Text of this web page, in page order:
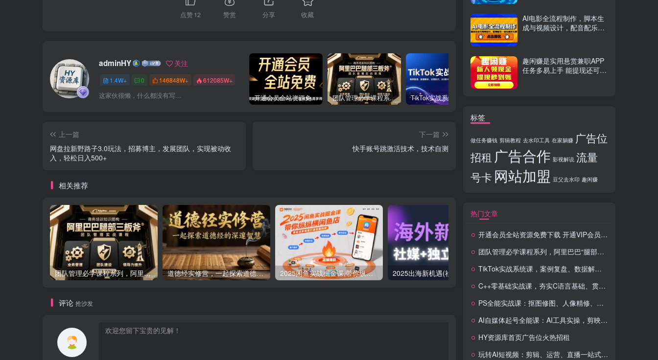
点赞12 赞赏 分享 收藏
adminHY 关注
1.4W+ 0 146848W+ 612085W+
这家伙很懒，什么都没有写... 开通会员全站资源免费下载 开通VIP会员 HY资源库 团队管理必学课程系列，阿里巴巴“腿部三板斧”
上一篇
网盘拉新野路子3.0玩法，招募博主，发展团队，实现被动收
入，轻松日入500+
下一篇
快手账号跳激活技术，技术自测
相关推荐
团队管理必学课程系列，阿里巴巴“腿部三板斧” 道德经实修营，一起探索道德经的深邃智慧 2025闲鱼实战掘金课,带你纵横闲鱼店,零起点多维度打造全能玩家 2025出海新机遇(社媒+独立站),海外新机遇,实现独立站的高效运营与出海 室内外AI设计课,一站式覆盖建筑,室内,景观,平面,展陈五大热门品类,解锁设计行业的全新可能
评论 抢沙发
AI电影全流程制作，脚本生
成与视频设计，配音配乐一
趣闲赚是实用悬赏兼职APP
任务多易上手 能提现还可邀
标签
做任务赚钱 剪辑教程 去水印工具 在家躺赚 广告位
招租 广告合作 影视解说 流量
号卡 网站加盟 豆父去水印 趣闲赚
热门文章
开通会员全站资源免费下载 开通VIP会员 HY资源库
团队管理必学课程系列，阿里巴巴“腿部三板斧”
TikTok实战系统课，案例复盘、数据解析、运营执行，从0到1构建千万级电商体系（更新）
C++零基础实战课，夯实C语言基础、贯穿游戏项目、掌握开发思维，学成可挑战月薪15K+岗位
PS全能实战课：抠图修图、人像精修、电商美工，0基础变身设计达人
AI自媒体起号全能课：AI工具实操，剪映技巧，多平台带货，0基础快速变现
HY资源库首页广告位火热招租
玩转AI短视频：剪辑、运营、直播一站式教学，轻松打造流量神话